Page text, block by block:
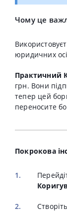
Чому це
юридичних
Практичний
грн. Вони
тепер цей
переносите
Покрокова